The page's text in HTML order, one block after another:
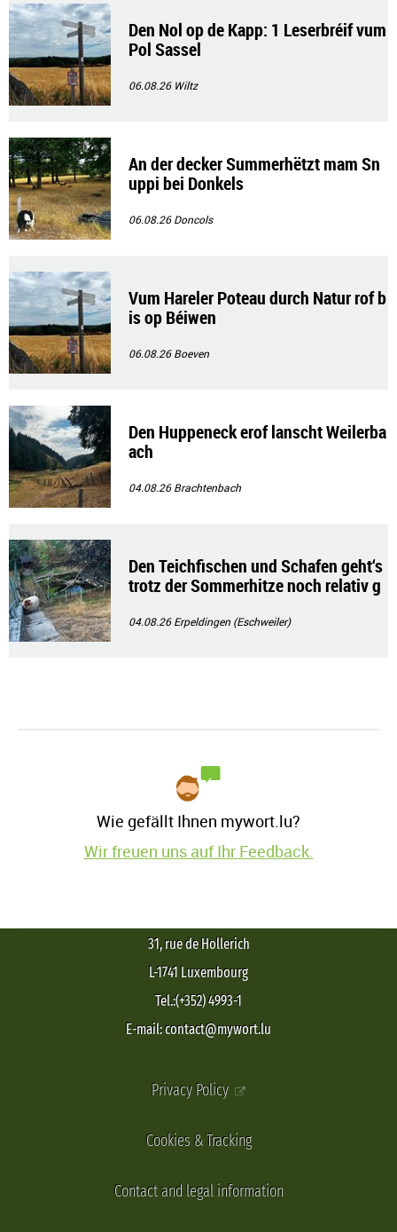
Den Nol op de Kapp: 1 Leserbréif vum
Pol Sassel
06.08.26 Wiltz
An der decker Summerhëtzt mam Sn
uppi bei Donkels
06.08.26Doncols
Vum Hareler Poteau durch Natur rof b
is op Béiwen
06.08.26Boeven
Den Huppeneck erof lanscht Weilerba
ach
04.08.26Brachtenbach
Den Teichfischen und Schafen geht‘s
trotz der Sommerhitze noch relativ g
04.08.26Erpeldingen (Eschweiler)
Wie gefällt Ihnen mywort.lu?
Wir freuen uns auf Ihr Feedback.
31, rue de Hollerich
L-1741 Luxembourg
Tel.:(+352) 4993-1
E-mail: contact@mywort.lu
Privacy Policy
Cookies & Tracking
Contact and legal information